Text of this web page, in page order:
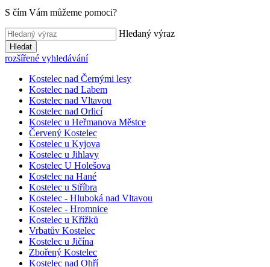
S čím Vám můžeme pomoci?
Hledaný výraz
Hledat
rozšířené vyhledávání
Kostelec nad Černými lesy
Kostelec nad Labem
Kostelec nad Vltavou
Kostelec nad Orlicí
Kostelec u Heřmanova Městce
Červený Kostelec
Kostelec u Kyjova
Kostelec u Jihlavy
Kostelec U Holešova
Kostelec na Hané
Kostelec u Stříbra
Kostelec - Hluboká nad Vltavou
Kostelec - Hromnice
Kostelec u Křížků
Vrbatův Kostelec
Kostelec u Jičína
Zbořený Kostelec
Kostelec nad Ohří